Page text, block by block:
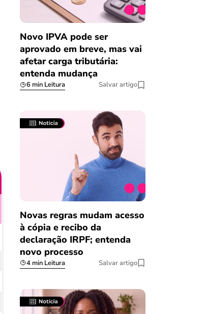
Novo IPVA pode ser
aprovado em breve, mas vai
afetar carga tributária:
entenda mudança
6 min Leitura Salvar artigo
Novas regras mudam acesso
à cópia e recibo da
declaração IRPF; entenda
novo processo
4 min Leitura Salvar artigo